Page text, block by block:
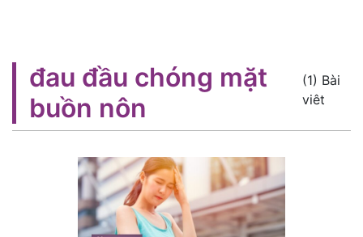
đau đầu chóng mặt
buồn nôn
(1) Bài
viêt